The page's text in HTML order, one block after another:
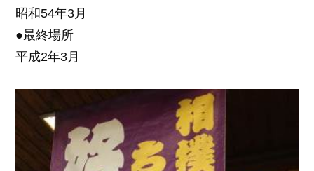
昭和54年3月
●最終場所
平成2年3月